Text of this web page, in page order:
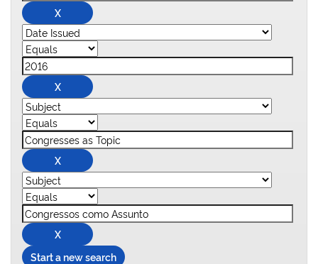
Start a new search